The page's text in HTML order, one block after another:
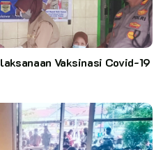
Vaksinasi Covid-19